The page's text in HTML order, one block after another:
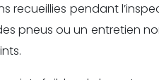
recueillies pendant
pneus ou un entretien